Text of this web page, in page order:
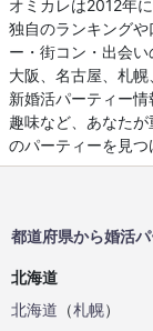
オミカレは2012年
独自のランキング
ー・街コン・出会い
大阪、名古屋、札
新婚活パーティー
趣味など、あなた
のパーティーを見つ
都道府県から婚活
北海道
北海道 （札幌）